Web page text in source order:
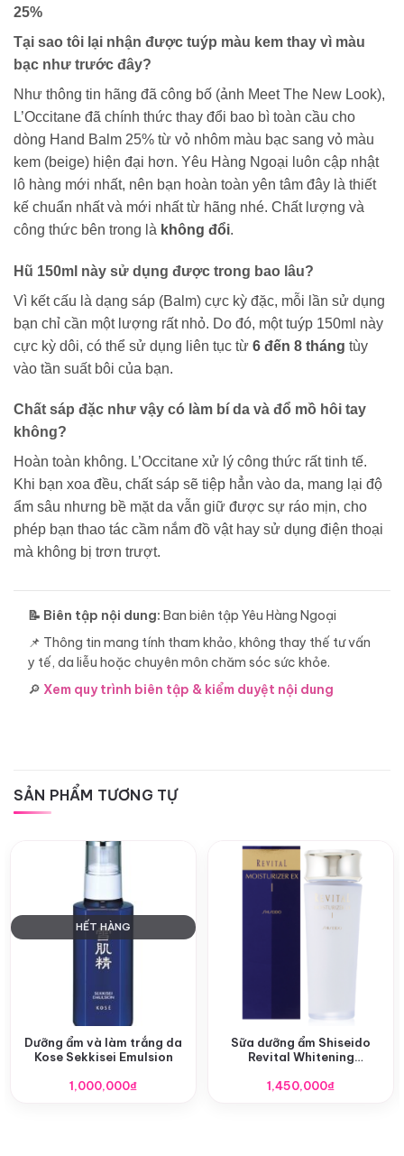
25%
Tại sao tôi lại nhận được tuýp màu kem thay vì màu
bạc như trước đây?
Như thông tin hãng đã công bố (ảnh Meet The New Look),
L’Occitane đã chính thức thay đổi bao bì toàn cầu cho
dòng Hand Balm 25% từ vỏ nhôm màu bạc sang vỏ màu
kem (beige) hiện đại hơn. Yêu Hàng Ngoại luôn cập nhật
lô hàng mới nhất, nên bạn hoàn toàn yên tâm đây là thiết
kế chuẩn nhất và mới nhất từ hãng nhé. Chất lượng và
công thức bên trong là không đổi.
Hũ 150ml này sử dụng được trong bao lâu?
Vì kết cấu là dạng sáp (Balm) cực kỳ đặc, mỗi lần sử dụng
bạn chỉ cần một lượng rất nhỏ. Do đó, một tuýp 150ml này
cực kỳ dôi, có thể sử dụng liên tục từ 6 đến 8 tháng tùy
vào tần suất bôi của bạn.
Chất sáp đặc như vậy có làm bí da và đổ mồ hôi tay
không?
Hoàn toàn không. L’Occitane xử lý công thức rất tinh tế.
Khi bạn xoa đều, chất sáp sẽ tiệp hẳn vào da, mang lại độ
ẩm sâu nhưng bề mặt da vẫn giữ được sự ráo mịn, cho
phép bạn thao tác cầm nắm đồ vật hay sử dụng điện thoại
mà không bị trơn trượt.
📝 Biên tập nội dung: Ban biên tập Yêu Hàng Ngoại
📌 Thông tin mang tính tham khảo, không thay thế tư vấn
y tế, da liễu hoặc chuyên môn chăm sóc sức khỏe.
🔎 Xem quy trình biên tập & kiểm duyệt nội dung
SẢN PHẨM TƯƠNG TỰ
HẾT HÀNG
Dưỡng ẩm và làm trắng da
Kose Sekkisei Emulsion
1,000,000₫
Sữa dưỡng ẩm Shiseido
Revital Whitening
1,450,000₫